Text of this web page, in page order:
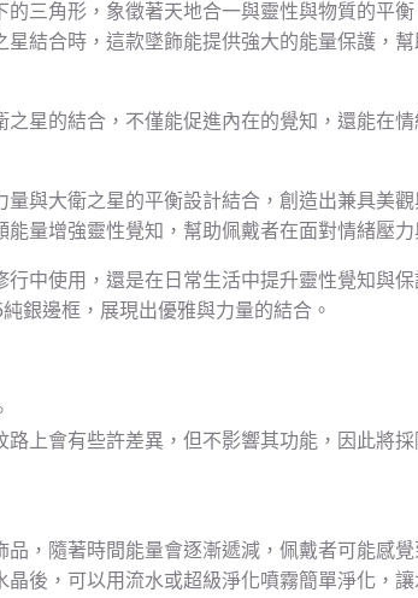
三角形，象徵著天地合一與靈性與物質的平
結合時，這款墜飾能提供強大的能量保護，
星的結合，不僅能促進內在的覺知，還能在
量與大衛之星的平衡設計結合，創造出兼具美
量增強靈性覺知，幫助佩戴者在面對情緒壓
中使用，還是在日常生活中提升靈性覺知與
銀邊框，展現出優雅與力量的結合。
上會有些許差異，但不影響其功能，因此將
，隨著時間能量會逐漸遞減，佩戴者可能感
晶後，可以用流水或超級淨化噴霧簡單淨化，